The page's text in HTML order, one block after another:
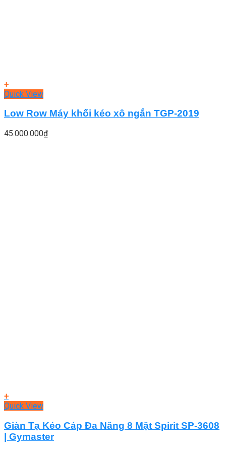
+
Quick View
Low Row Máy khối kéo xô ngắn TGP-2019
45.000.000₫
+
Quick View
Giàn Tạ Kéo Cáp Đa Năng 8 Mặt Spirit SP-3608
| Gymaster